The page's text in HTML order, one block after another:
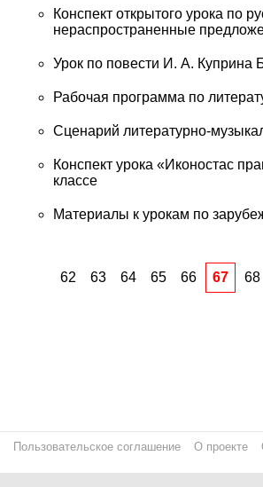
Конспект открытого урока по
нераспространенные
Урок по повести И. А. Куприна
Рабочая программа по
Сценарий литературно-
Конспект урока «Иконостас
классе
Материалы к урокам по
62 63 64 65 66 67 68
Пользовательское соглашение О проекте